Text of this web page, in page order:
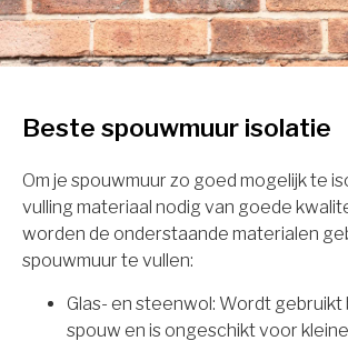
Beste spouwmuur isolatie
Om je spouwmuur zo goed mogelijk te
vulling materiaal nodig van goede
worden de onderstaande materialen
spouwmuur te vullen:
Glas- en steenwol: Wordt
spouw en is ongeschikt voor